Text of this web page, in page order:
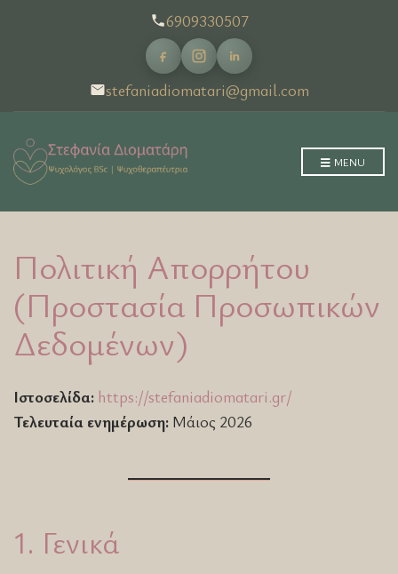
6909330507
stefaniadiomatari@gmail.com
MENU
Πολιτική Απορρήτου
(Προστασία Προσωπικών
Δεδομένων)
Ιστοσελίδα: https://stefaniadiomatari.gr/
Τελευταία ενημέρωση: Μάιος 2026
1. Γενικά